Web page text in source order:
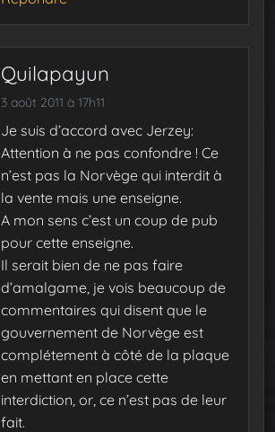
Quilapayun
3 août 2011 à 17h11
Je suis d’accord avec Jerzey:
Attention à ne pas confondre ! Ce
n’est pas la Norvège qui interdit à
la vente mais une enseigne.
A mon sens c’est un coup de pub
pour cette enseigne.
Il serait bien de ne pas faire
d’amalgame, je vois beaucoup de
commentaires qui disent que le
gouvernement de Norvège est
complétement à côté de la plaque
en mettant en place cette
interdiction, or, ce n’est pas de leur
fait.